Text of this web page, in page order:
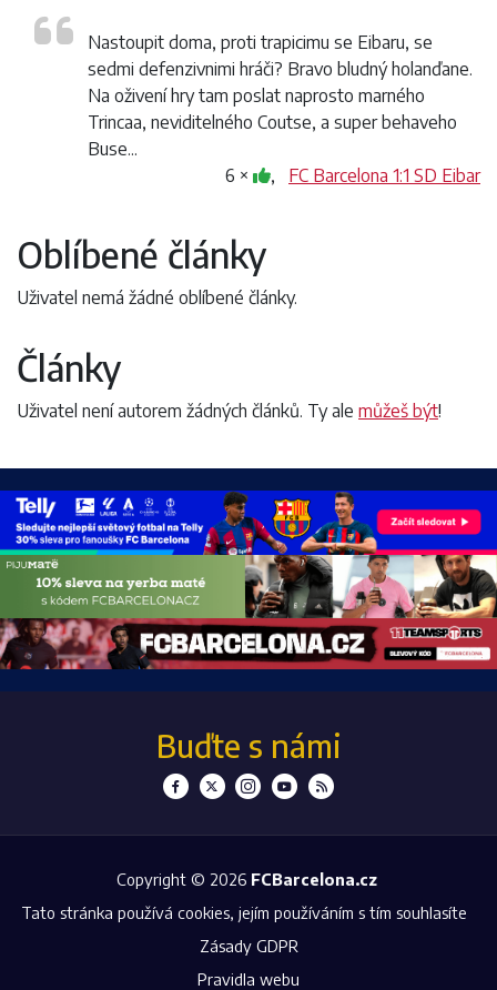
Nastoupit doma, proti trapicimu se Eibaru, se
sedmi defenzivnimi hráči? Bravo bludný holanďane.
Na oživení hry tam poslat naprosto marného
Trincaa, neviditelného Coutse, a super behaveho
Buse...
6 ×
, FC Barcelona 1:1 SD Eibar
Oblíbené články
Uživatel nemá žádné oblíbené články.
Články
Uživatel není autorem žádných článků. Ty ale můžeš být!
Buďte s námi
Copyright © 2026 FCBarcelona.cz
Tato stránka používá cookies, jejím používáním s tím souhlasíte
Zásady GDPR
Pravidla webu